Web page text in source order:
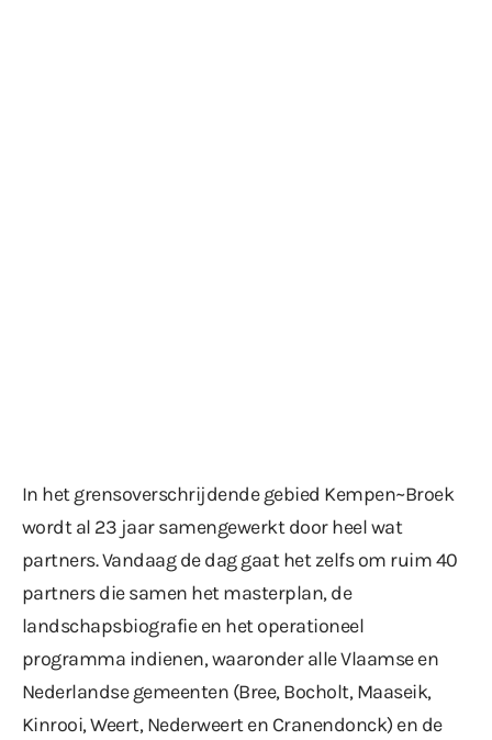
In het grensoverschrijdende gebied Kempen~Broek
wordt al 23 jaar samengewerkt door heel wat
partners. Vandaag de dag gaat het zelfs om ruim 40
partners die samen het masterplan, de
landschapsbiografie en het operationeel
programma indienen, waaronder alle Vlaamse en
Nederlandse gemeenten (Bree, Bocholt, Maaseik,
Kinrooi, Weert, Nederweert en Cranendonck) en de